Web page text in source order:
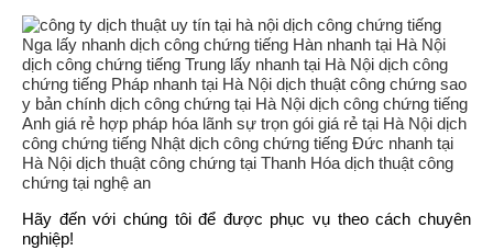
Hãy đến với chúng tôi để được phục vụ theo cách chuyên
nghiệp!